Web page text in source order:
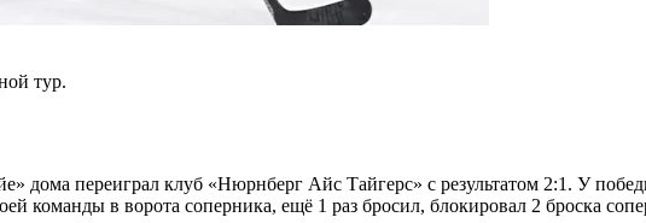
тур.
дома переиграл клуб «Нюрнберг Айс Тайгерс» с результатом 2:1. У
команды в ворота соперника, ещё 1 раз бросил, блокировал 2 броска